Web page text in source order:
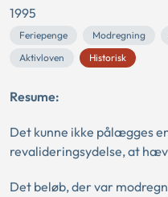
1995
Feriepenge Modregning
Aktivloven
Historisk
Resume:
Det kunne ikke pålægges
revalideringsydelse, at
Det beløb, der var